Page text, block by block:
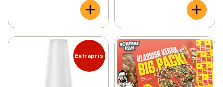
Extrapris